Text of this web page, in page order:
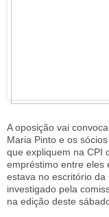
A oposição vai
Maria Pinto e os
que expliquem na CPI
empréstimo entre eles
estava no escritório
investigado pela
na edição deste